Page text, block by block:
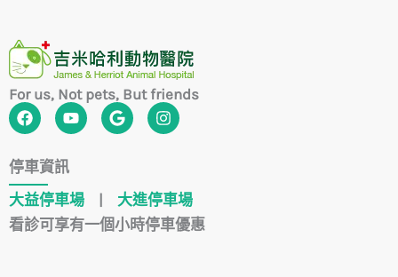
For us, Not pets, But friends
F
a
e
b
o
o
k
Y
o
b
e
G
o
e
I
n
g
r
a
m
停車資訊
大益停車場
大進停車場
看診可享有一個小時停車優惠